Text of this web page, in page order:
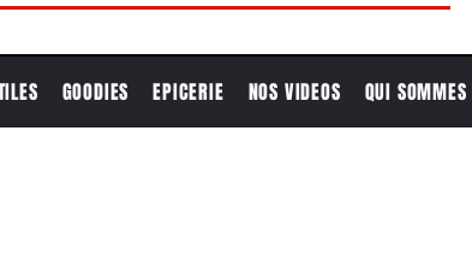
GOODIES EPICERIE NOS VIDEOS QUI